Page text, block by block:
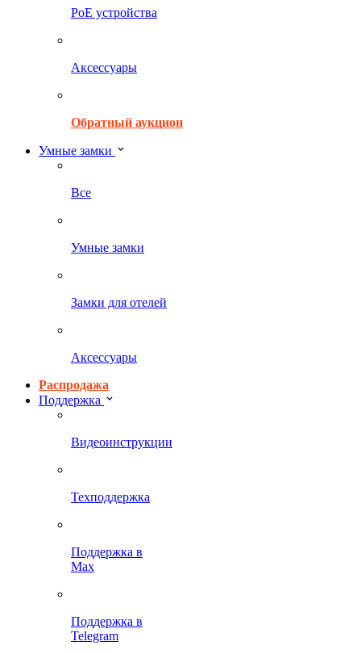
PoE устройства
Аксессуары
Обратный аукцион
Умные замки
Все
Умные замки
Замки для отелей
Аксессуары
Распродажа
Поддержка
Видеоинструкции
Техподдержка
Поддержка в
Max
Поддержка в
Telegram